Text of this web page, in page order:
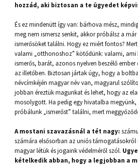
hozzád, aki biztosan a te ügyedet
És ez mindenütt így van: bárhova mész,
meg nem ismersz senkit, akkor próbálsz a
ismerősöket találni. Hogy ez miért fontos?
valami „otthonoshoz” kötődünk: valami, ami
ismerős, barát, azonos nyelven beszélő
az illetőben. Biztosan jártak úgy, hogy a
névcímkéjén magyar név van, magyarul
jobban éreztük magunkat és lehet, hogy az
mosolygott. Ha pedig egy hivatalba
próbálunk „ismerőst” találni, mert
A mostani szavazásnál a tét nagy:
számára elsősorban az uniós támogatásokról
magyar létük és jogaink védelméről szól.
kételkedik abban, hogy a legjobban a